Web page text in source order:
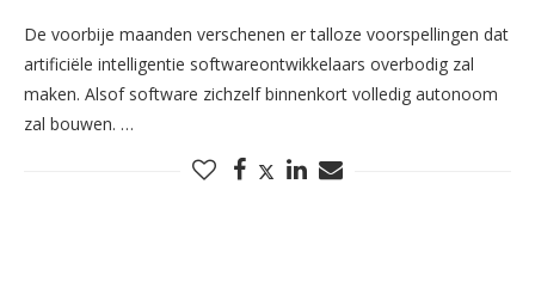
De voorbije maanden verschenen er talloze voorspellingen dat
artificiële intelligentie softwareontwikkelaars overbodig zal
maken. Alsof software zichzelf binnenkort volledig autonoom
zal bouwen. …